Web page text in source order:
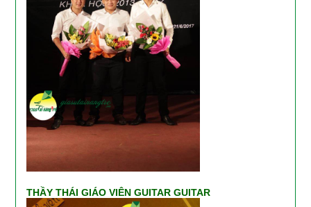
THẦY THÁI GIÁO VIÊN GUITAR GUITAR